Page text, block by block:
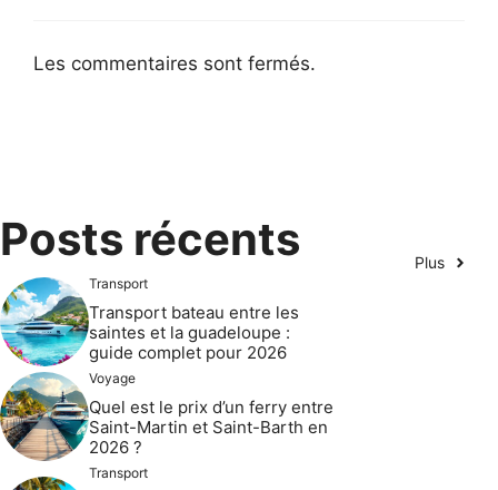
Les commentaires sont fermés.
Posts récents Plus
Transport
Transport bateau entre les
saintes et la guadeloupe :
guide complet pour 2026
Voyage
Quel est le prix d’un ferry entre
Saint-Martin et Saint-Barth en
2026 ?
Transport